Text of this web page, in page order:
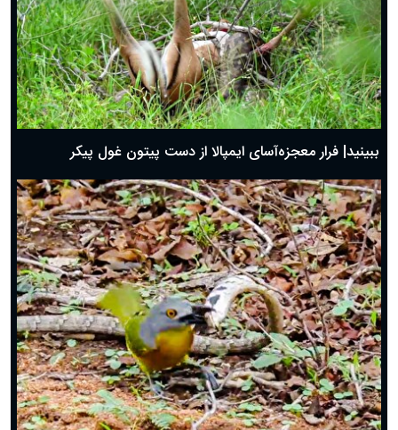
ببینید| فرار معجزه‌آسای ایمپالا از دست پیتون غول پیکر